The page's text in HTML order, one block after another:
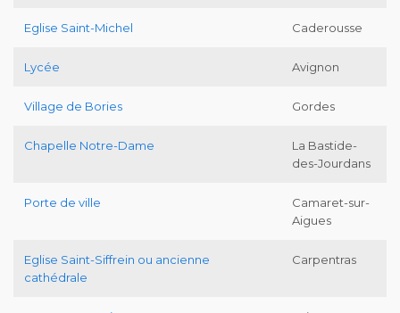
Eglise Saint-Michel Caderousse
Lycée Avignon
Village de Bories Gordes
Chapelle Notre-Dame
La Bastide-
des-Jourdans
Porte de ville
Camaret-sur-
Aigues
Eglise Saint-Siffrein ou ancienne
cathédrale
Carpentras